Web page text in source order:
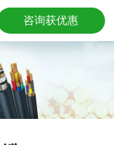
咨询获优惠